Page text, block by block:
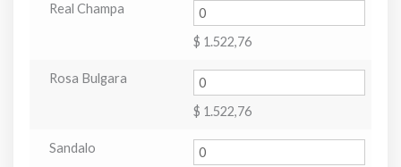
Real Champa
$ 1.522,76
Rosa Bulgara
$ 1.522,76
Sandalo